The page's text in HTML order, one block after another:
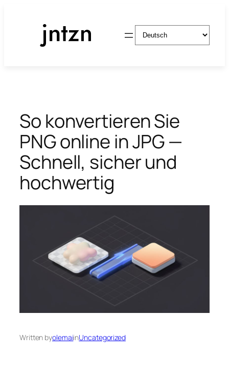
Sprache
auswählen
So konvertieren Sie
PNG online in JPG —
Schnell, sicher und
hochwertig
Written byolemaiinUncategorized